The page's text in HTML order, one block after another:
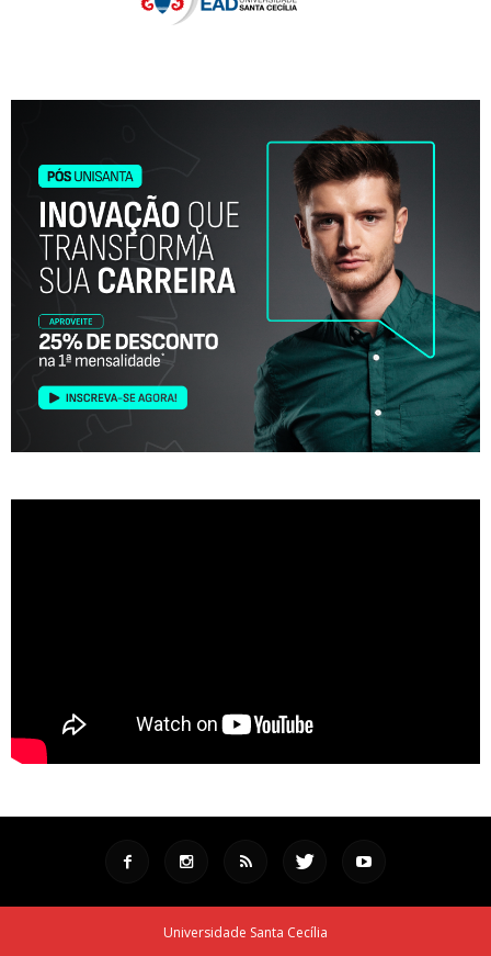
Universidade Santa Cecília